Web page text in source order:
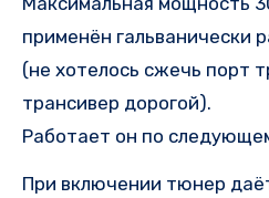
применён гальванически
(не хотелось сжечь порт
трансивер дорогой).
Работает он по
При включении тюнер